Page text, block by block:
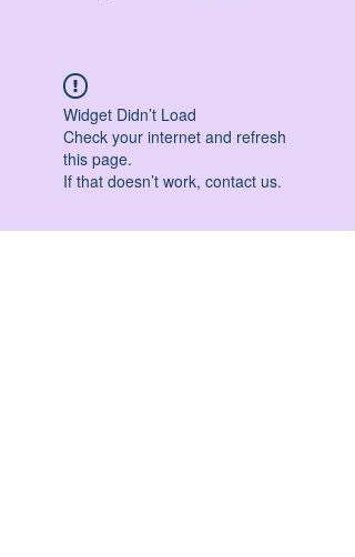
Widget Didn’t Load
Check your internet and refresh
this page.
If that doesn’t work, contact us.